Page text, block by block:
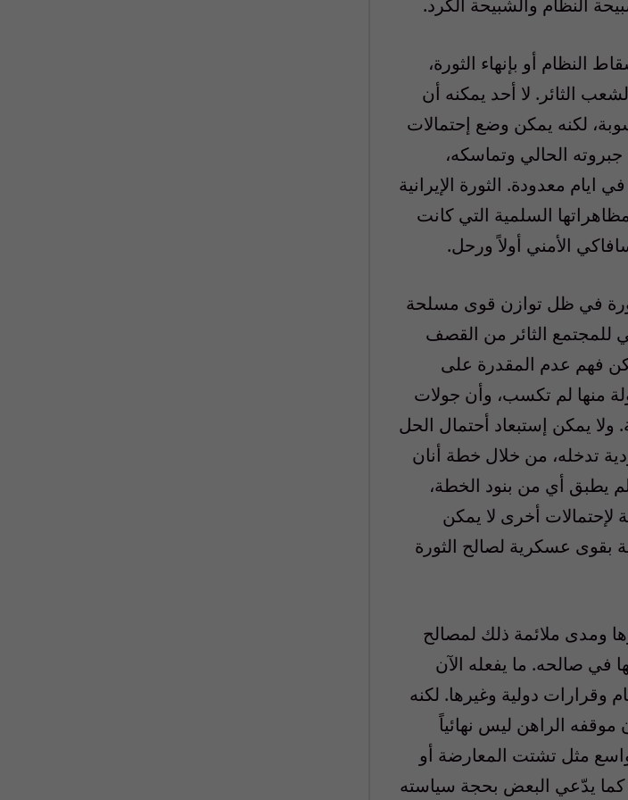
النظام والشبيحة الكرد.
أو بإنهاء الثورة،
الثائر. لا أحد يمكنه أن
لكنه يمكن وضع إحتمالات
الحالي وتماسكه،
معدودة. الثورة الإيرانية
السلمية التي كانت
الأمني أولاً ورحل.
في ظل توازن قوى مسلحة
للمجتمع الثائر من القصف
فهم عدم المقدرة على
منها لم تكسب، وأن جولات
يمكن إستبعاد أحتمال الحل
تدخله، من خلال خطة أنان
يطبق أي من بنود الخطة،
لإحتمالات أخرى لا يمكن
بقوى عسكرية لصالح الثورة
ومدى ملائمة ذلك لمصالح
في صالحه. ما يفعله الآن
وقرارات دولية وغيرها. لكنه
الراهن ليس نهائياً
مثل تشتت المعارضة أو
كما يدّعي البعض بحجة سياسته